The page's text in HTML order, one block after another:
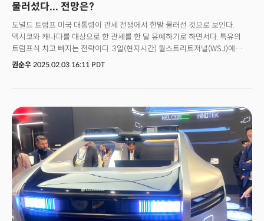
물러섰다... 전망은?
도널드 트럼프 미국 대통령이 관세 전쟁에서 한발 물러선 것으로 보인다.
멕시코와 캐나다를 대상으로 한 관세를 한 달 유예하기로 하면서다. 특유의
트럼프식 치고 빠지는 전략이다. 3일(현지시간) 월스트리트저널(WSJ)에
따르면 트럼프 대통령은 이날 트루스소셜 계정을 통해 멕시코, 캐나다, 그리고
발표한 바 있다. 4일 관세 부과 하루를 앞두고 전격 조치를 취한 형국이다. 이
같은 유예 조치는 트럼프식 '압박 전술'이 통했다는 의미로 해석된다. 트럼프
행정부는 '관세'라는 압박 수단을 통해 멕시코 국경 단속 강화에 대한 조치를
약속받았을 것으로 보인다. 애초부터 실제 관세부과 보다는 압박을 위한
전략의 일환이었다는 것이 업계의 분석이다.중국을 대상으로 한 관세 부과
역시 각국과의 협의를 통해 얻어낼 것이 있다고 판단되면 기조를 바꿀
가능성이 있다. 다만 트럼프식 1차 관세 전쟁이 계속 이어지고 있는 현
시점에서 2차 관세 전쟁이 지속될 것이라는 우려섞인 목소리도 나온다.
권순우 2025.02.03 16:11 PDT